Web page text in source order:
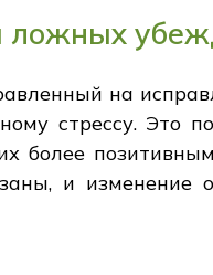
ложных
на
стрессу. Это
более
и изменение